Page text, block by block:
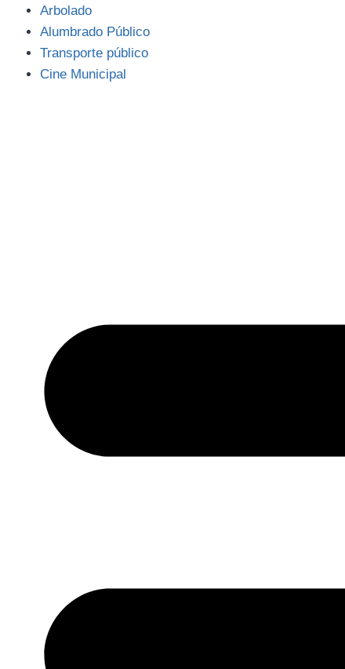
Arbolado
Alumbrado Público
Transporte público
Cine Municipal